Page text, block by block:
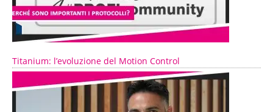
Titanium: l’evoluzione del Motion Control